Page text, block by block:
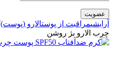
آرایشیمراقبت از پوستالارو (پوست)
چرب الارو بژ روشن